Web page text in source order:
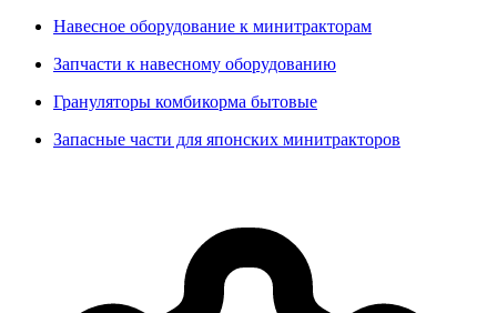
Навесное оборудование к минитракторам
Запчасти к навесному оборудованию
Грануляторы комбикорма бытовые
Запасные части для японских минитракторов